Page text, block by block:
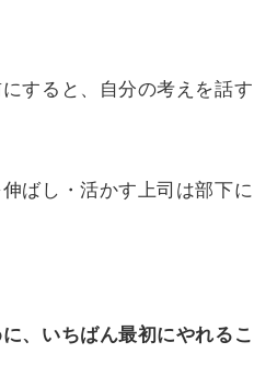
すると、自分の考えを話す
ばし・活かす上司は部下に
に、いちばん最初にやれるこ